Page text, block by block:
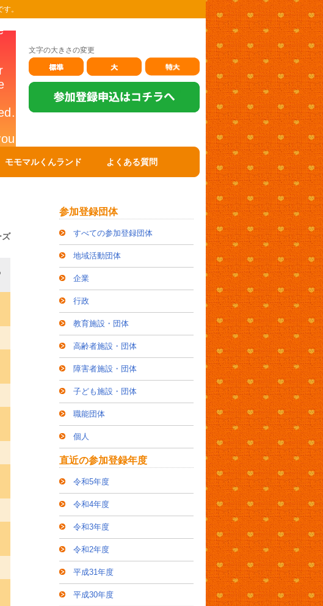
。
文字の大きさの変更
モモマルくんランド よくある質問
ズ
参加登録団体
すべての参加登録団体
地域活動団体
企業
行政
教育施設・団体
高齢者施設・団体
障害者施設・団体
子ども施設・団体
職能団体
個人
直近の参加登録年度
令和5年度
令和4年度
令和3年度
令和2年度
平成31年度
平成30年度